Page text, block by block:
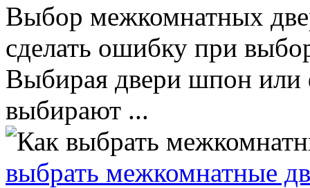
Выбор межкомнатных
сделать ошибку при
Выбирая двери шпон или
выбирают ...
выбрать межкомнатные